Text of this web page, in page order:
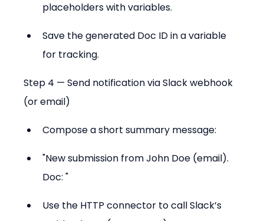
placeholders with variables.
Save the generated Doc ID in a variable
for tracking.
Step 4 — Send notification via Slack webhook
(or email)
Compose a short summary message:
"New submission from John Doe (email).
Doc: "
Use the HTTP connector to call Slack’s